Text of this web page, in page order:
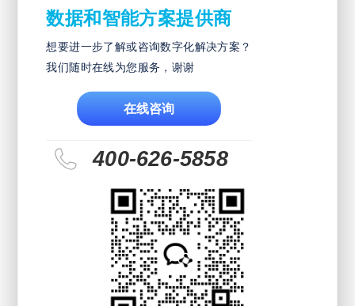
产品与软件
ERP满足企业各阶段管理需求
ERPⅡ延展企业多领域管理应用
数据和智能方案提供商
想要进一步了解或咨询数字化解决方案？
我们随时在线为您服务，谢谢
在线咨询
400-626-5858